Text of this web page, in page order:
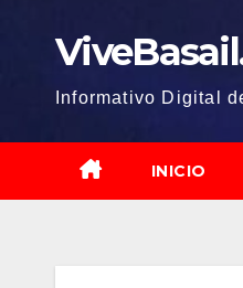
Informativo Digital
INICIO